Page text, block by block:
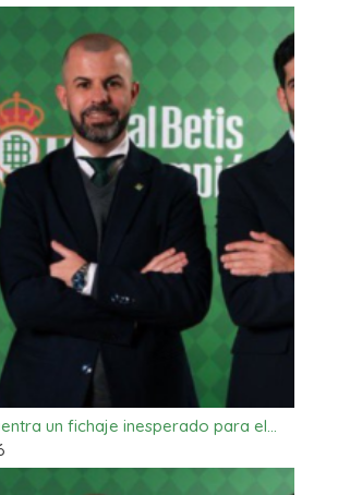
un fichaje inesperado para el…